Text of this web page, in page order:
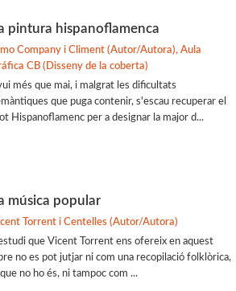
pintura hispanoflamenca
Company i Climent (Autor/Autora), Aula
CB (Disseny de la coberta)
més que mai, i malgrat les dificultats
que puga contenir, s'escau recuperar el
Hispanoflamenc per a designar la major d...
música popular
Torrent i Centelles (Autor/Autora)
que Vicent Torrent ens ofereix en aquest
no es pot jutjar ni com una recopilació folklòrica,
no ho és, ni tampoc com ...